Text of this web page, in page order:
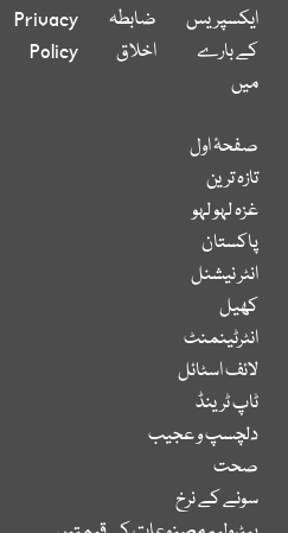
ایکسپریس
کے بارے
میں
ضابطہ
اخلاق
Privacy
Policy
صفحۂ اول
تازہ ترین
غزہ لہو لہو
پاکستان
انٹر نیشنل
کھیل
انٹرٹینمنٹ
لائف اسٹائل
ٹاپ ٹرینڈ
دلچسپ و عجیب
صحت
سونے کے نرخ